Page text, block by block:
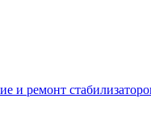
и ремонт